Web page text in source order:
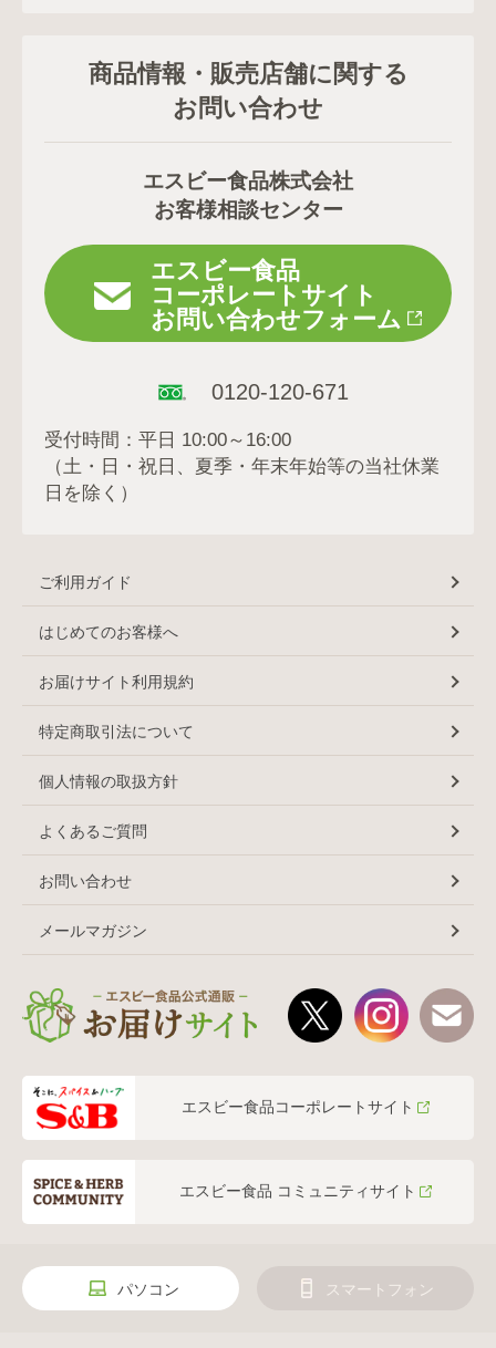
商品情報・販売店舗に関する
お問い合わせ
エスビー食品株式会社
お客様相談センター
エスビー食品
コーポレートサイト
お問い合わせフォーム
0120-120-671
受付時間：平日 10:00～16:00
（土・日・祝日、夏季・年末年始等の当社休業
日を除く）
ご利用ガイド
はじめてのお客様へ
お届けサイト利用規約
特定商取引法について
個人情報の取扱方針
よくあるご質問
お問い合わせ
メールマガジン
エスビー食品コーポレートサイト
エスビー食品 コミュニティサイト
パソコン スマートフォン